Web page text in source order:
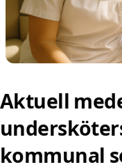
Aktuell
kommunal